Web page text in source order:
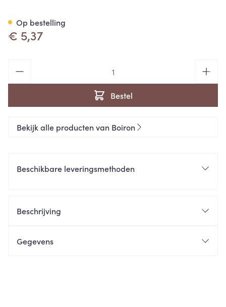
€ 5,37
Bestel
Op bestelling
Bekijk alle producten van Boiron
Beschikbare leveringsmethoden
Beschrijving
Gegevens